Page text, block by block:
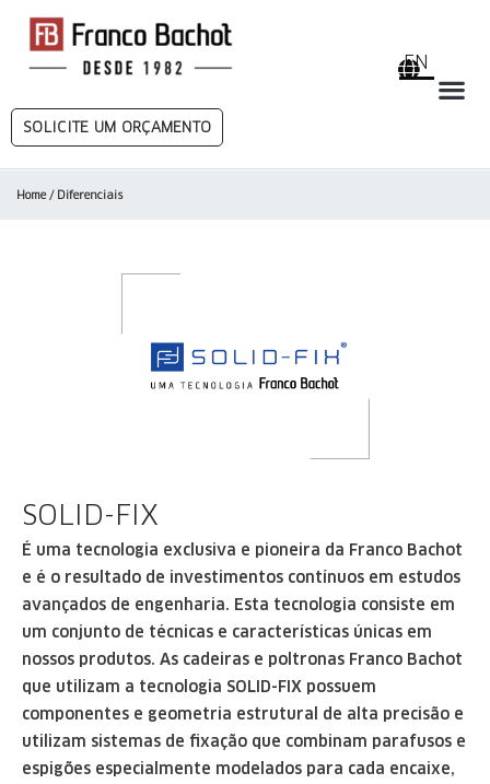
SOLICITE UM ORÇAMENTO
EN
Home/ Diferenciais
SOLID-FIX
É uma tecnologia exclusiva e pioneira da Franco Bachot
e é o resultado de investimentos contínuos em estudos
avançados de engenharia. Esta tecnologia consiste em
um conjunto de técnicas e características únicas em
nossos produtos. As cadeiras e poltronas Franco Bachot
que utilizam a tecnologia SOLID-FIX possuem
componentes e geometria estrutural de alta precisão e
utilizam sistemas de fixação que combinam parafusos e
espigões especialmente modelados para cada encaixe,